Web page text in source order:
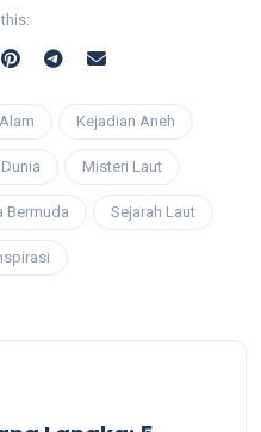
Kejadian Aneh
Misteri Laut
Bermuda Sejarah Laut